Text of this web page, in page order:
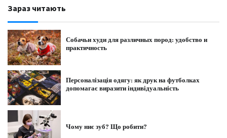
Зараз читають
Собачьи худи для различных пород: удобство и
практичность
Персоналізація одягу: як друк на футболках
допомагає виразити індивідуальність
Чому ниє зуб? Що робити?